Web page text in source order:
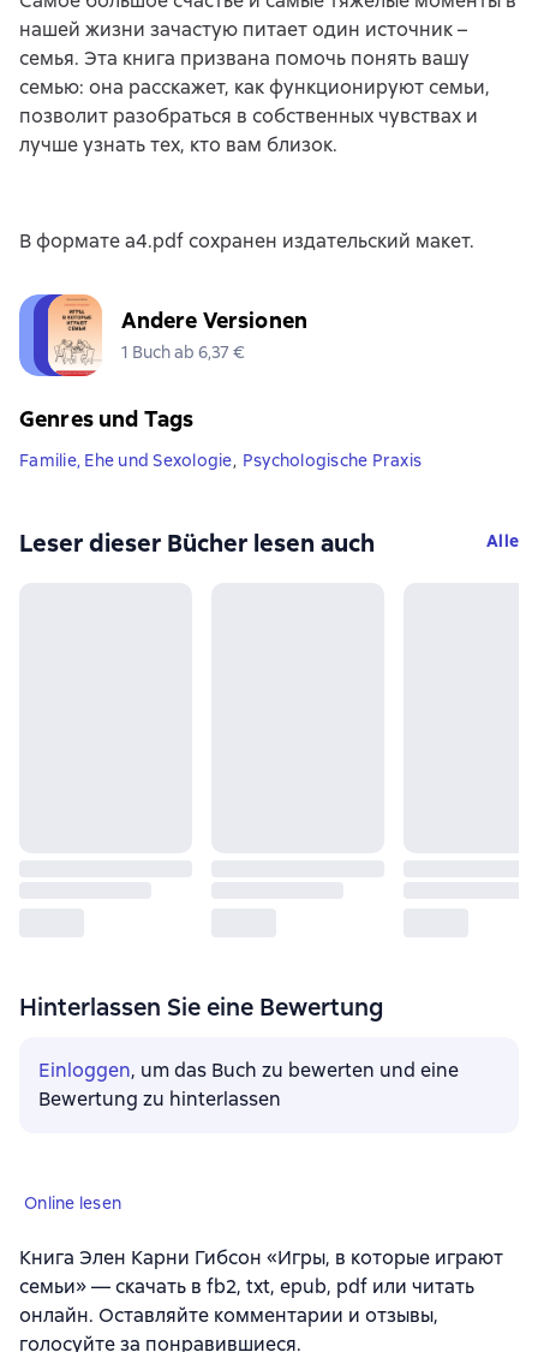
нашей жизни зачастую питает один источник –
семья. Эта книга призвана помочь понять вашу
семью: она расскажет, как функционируют семьи,
позволит разобраться в собственных чувствах и
лучше узнать тех, кто вам близок.
В формате a4.pdf сохранен издательский макет.
Andere Versionen
1 Buch ab 6,37 €
Genres und Tags
Familie, Ehe und Sexologie, Psychologische Praxis
Leser dieser Bücher lesen auch Alle
Hinterlassen Sie eine Bewertung
Einloggen, um das Buch zu bewerten und eine
Bewertung zu hinterlassen
Online lesen
Книга Элен Карни Гибсон «Игры, в которые играют
семьи» — скачать в fb2, txt, epub, pdf или читать
онлайн. Оставляйте комментарии и отзывы,
голосуйте за понравившиеся.